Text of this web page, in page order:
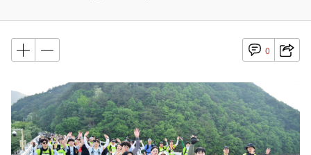
0